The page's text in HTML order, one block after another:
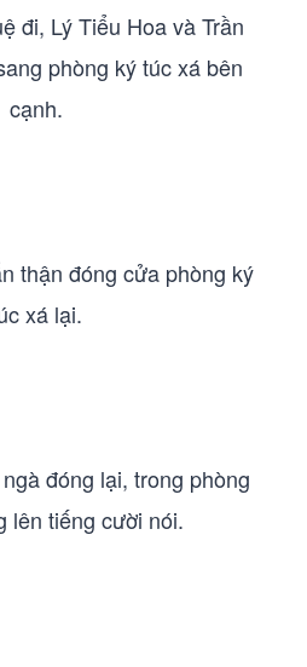
đi, Lý Tiểu Hoa và Trần
phòng ký túc xá bên
cạnh.
thận đóng cửa phòng ký
xá lại.
đóng lại, trong phòng
lên tiếng cười nói.